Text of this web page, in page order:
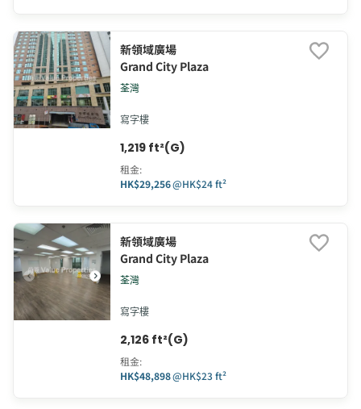
新領域廣場
Grand City Plaza
荃灣
寫字樓
1,219 ft²(G)
租金:
HK$29,256@HK$24 ft²
新領域廣場
Grand City Plaza
荃灣
寫字樓
2,126 ft²(G)
租金:
HK$48,898@HK$23 ft²